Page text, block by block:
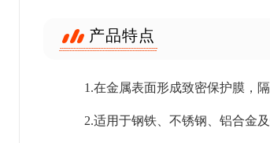
产品特点
1.在金属表面形成致密保护膜，
2.适用于钢铁、不锈钢、铝合金